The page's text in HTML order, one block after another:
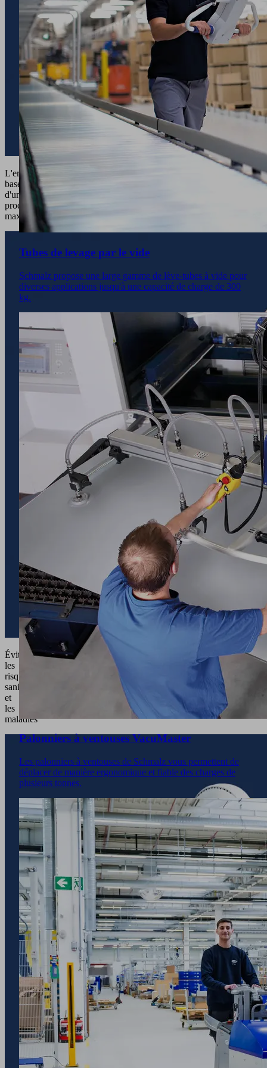
L'ergonomie,
base
d'une
productivité
maximale
Éviter
les
risques
sanitaires
et
les
maladies
Tubes de levage par le vide
Schmalz propose une large gamme de lève-tubes à vide pour
diverses applications jusqu'à une capacité de charge de 300
kg.
Palonniers à ventouses VacuMaster
Les palonniers à ventouses de Schmalz vous permettent de
déplacer de manière ergonomique et fiable des charges de
plusieurs tonnes.